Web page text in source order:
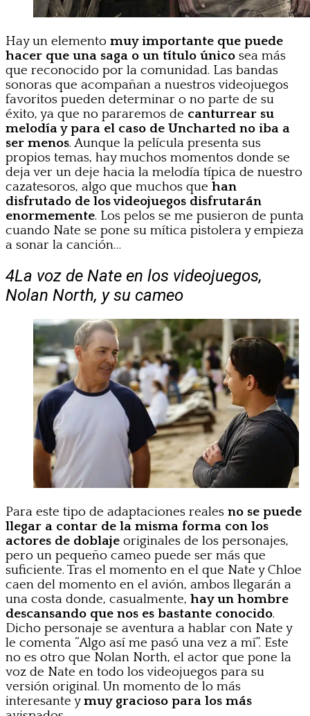
Hay un elemento muy importante que puede
hacer que una saga o un título único sea más
que reconocido por la comunidad. Las bandas
sonoras que acompañan a nuestros videojuegos
favoritos pueden determinar o no parte de su
éxito, ya que no pararemos de canturrear su
melodía y para el caso de Uncharted no iba a
ser menos. Aunque la película presenta sus
propios temas, hay muchos momentos donde se
deja ver un deje hacia la melodía típica de nuestro
cazatesoros, algo que muchos que han
disfrutado de los videojuegos disfrutarán
enormemente. Los pelos se me pusieron de punta
cuando Nate se pone su mítica pistolera y empieza
a sonar la canción…
4La voz de Nate en los videojuegos,
Nolan North, y su cameo
Para este tipo de adaptaciones reales no se puede
llegar a contar de la misma forma con los
actores de doblaje originales de los personajes,
pero un pequeño cameo puede ser más que
suficiente. Tras el momento en el que Nate y Chloe
caen del momento en el avión, ambos llegarán a
una costa donde, casualmente, hay un hombre
descansando que nos es bastante conocido.
Dicho personaje se aventura a hablar con Nate y
le comenta “Algo así me pasó una vez a mí”. Este
no es otro que Nolan North, el actor que pone la
voz de Nate en todo los videojuegos para su
versión original. Un momento de lo más
interesante ymuy gracioso para los más